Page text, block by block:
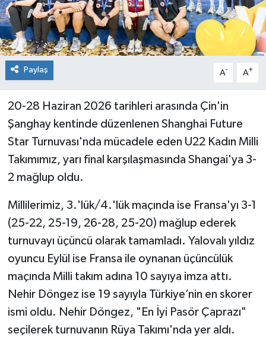
Paylaş A- A+
20-28 Haziran 2026 tarihleri arasında Çin'in
Şanghay kentinde düzenlenen Shanghai Future
Star Turnuvası'nda mücadele eden U22 Kadın Milli
Takımımız, yarı final karşılaşmasında Shangai'ya 3-
2 mağlup oldu.
Millilerimiz, 3.'lük/4.'lük maçında ise Fransa'yı 3-1
(25-22, 25-19, 26-28, 25-20) mağlup ederek
turnuvayı üçüncü olarak tamamladı. Yalovalı yıldız
oyuncu Eylül ise Fransa ile oynanan üçüncülük
maçında Milli takım adına 10 sayıya imza attı.
Nehir Döngez ise 19 sayıyla Türkiye’nin en skorer
ismi oldu. Nehir Döngez, "En İyi Pasör Çaprazı"
seçilerek turnuvanın Rüya Takımı'nda yer aldı.